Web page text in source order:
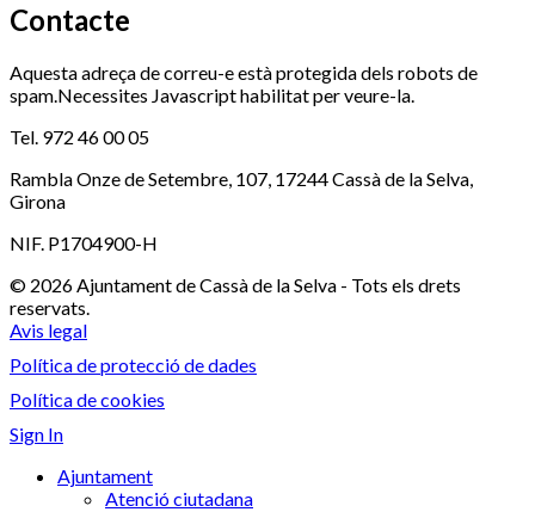
Contacte
Aquesta adreça de correu-e està protegida dels robots de
spam.Necessites Javascript habilitat per veure-la.
Tel. 972 46 00 05
Rambla Onze de Setembre, 107, 17244 Cassà de la Selva,
Girona
NIF. P1704900-H
© 2026 Ajuntament de Cassà de la Selva - Tots els drets
reservats.
Avis legal
Política de protecció de dades
Política de cookies
Sign In
Ajuntament
Atenció ciutadana